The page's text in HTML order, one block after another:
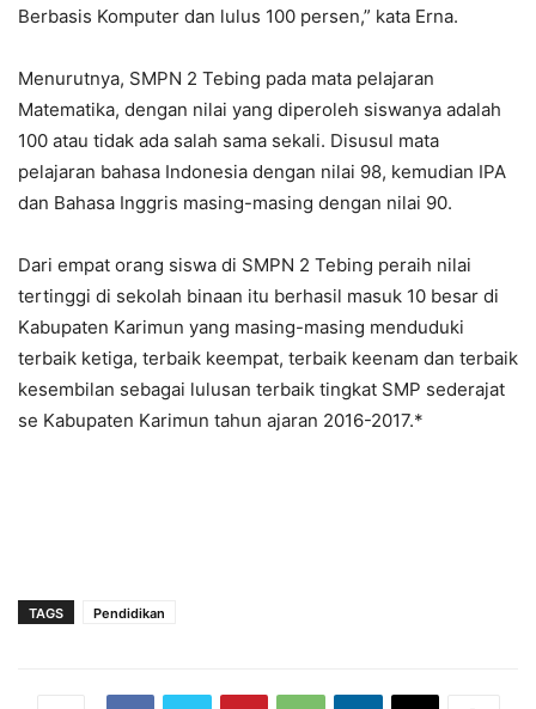
Berbasis Komputer dan lulus 100 persen,” kata Erna.
Menurutnya, SMPN 2 Tebing pada mata pelajaran
Matematika, dengan nilai yang diperoleh siswanya adalah
100 atau tidak ada salah sama sekali. Disusul mata
pelajaran bahasa Indonesia dengan nilai 98, kemudian IPA
dan Bahasa Inggris masing-masing dengan nilai 90.
Dari empat orang siswa di SMPN 2 Tebing peraih nilai
tertinggi di sekolah binaan itu berhasil masuk 10 besar di
Kabupaten Karimun yang masing-masing menduduki
terbaik ketiga, terbaik keempat, terbaik keenam dan terbaik
kesembilan sebagai lulusan terbaik tingkat SMP sederajat
se Kabupaten Karimun tahun ajaran 2016-2017.*
TAGS Pendidikan